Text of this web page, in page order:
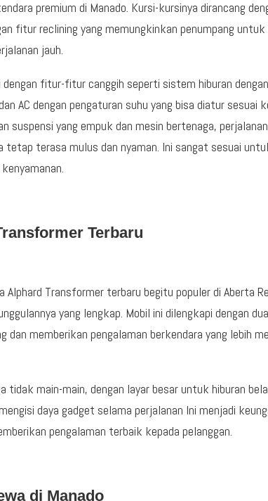
premium di Manado. Kursi-kursinya dirancang
fitur reclining yang memungkinkan penumpang untuk
jauh.
fitur-fitur canggih seperti sistem hiburan
AC dengan pengaturan suhu yang bisa diatur sesuai
suspensi yang empuk dan mesin bertenaga,
tetap terasa mulus dan nyaman. Ini sangat sesuai
Terbaru
Alphard Transformer terbaru begitu populer di Aberta
yang lengkap. Mobil ini dilengkapi dengan
memberikan pengalaman berkendara yang lebih
tidak main-main, dengan layar besar untuk hiburan
daya gadget selama perjalanan Ini menjadi
pengalaman terbaik kepada pelanggan.
di Manado